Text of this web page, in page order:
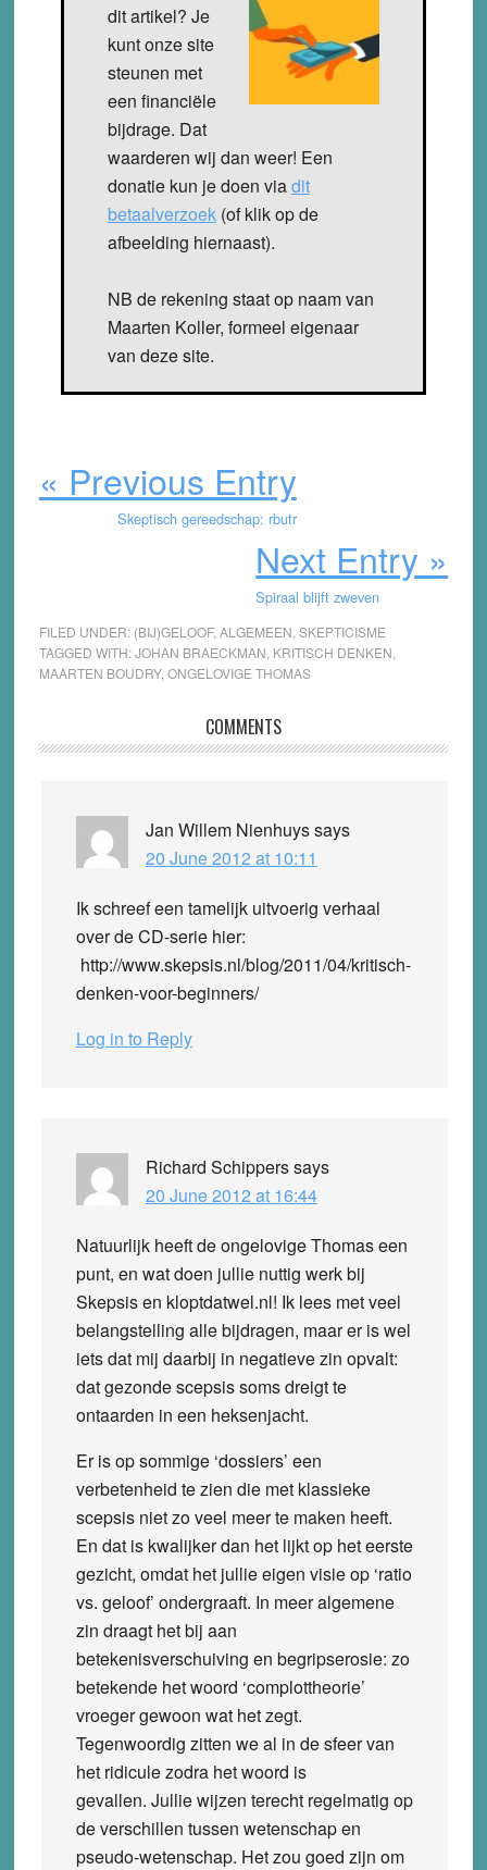
dit artikel? Je
kunt onze site
steunen met
een financiële
bijdrage. Dat
waarderen wij dan weer! Een
donatie kun je doen viadit
betaalverzoek(of klik op de
afbeelding hiernaast).
NB de rekening staat op naam van
Maarten Koller, formeel eigenaar
van deze site.
« Previous Entry
Skeptisch gereedschap: rbutr
Next Entry »
Spiraal blijft zweven
FILED UNDER: (BIJ)GELOOF, ALGEMEEN SKEPTICISME
TAGGED WITH:JOHAN BRAECKMAN KRITISCH DENKEN
MAARTEN BOUDRY, ONGELOVIGE THOMAS
Interactions
COMMENTS
Jan Willem Nienhuyssays
20 June 2012 at 10:11
Ik schreef een tamelijk uitvoerig verhaal
over de CD-serie hier:
http://www.skepsis.nl/blog/2011/04/kritisch-
denken-voor-beginners/
Log in to Reply
Richard Schipperssays
20 June 2012 at 16:44
Natuurlijk heeft de ongelovige Thomas een
punt, en wat doen jullie nuttig werk bij
Skepsis en kloptdatwel.nl! Ik lees met veel
belangstelling alle bijdragen, maar er is wel
iets dat mij daarbij in negatieve zin opvalt:
dat gezonde scepsis soms dreigt te
ontaarden in een heksenjacht.
Er is op sommige ‘dossiers’ een
verbetenheid te zien die met klassieke
scepsis niet zo veel meer te maken heeft.
En dat is kwalijker dan het lijkt op het eerste
gezicht, omdat het jullie eigen visie op ‘ratio
vs. geloof’ ondergraaft. In meer algemene
zin draagt het bij aan
betekenisverschuiving en begripserosie: zo
betekende het woord ‘complottheorie’
vroeger gewoon wat het zegt.
Tegenwoordig zitten we al in de sfeer van
het ridicule zodra het woord is
gevallen. Jullie wijzen terecht regelmatig op
de verschillen tussen wetenschap en
pseudo-wetenschap. Het zou goed zijn om